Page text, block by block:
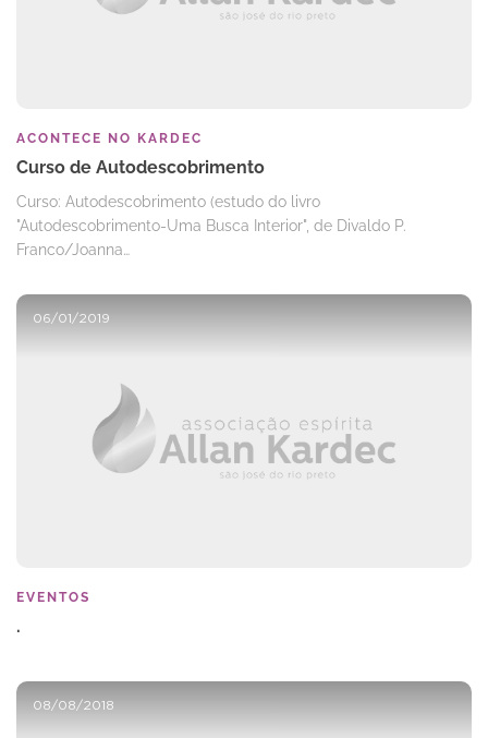
ACONTECE NO KARDEC
Curso de Autodescobrimento
Curso: Autodescobrimento (estudo do livro
"Autodescobrimento-Uma Busca Interior", de Divaldo P.
Franco/Joanna…
06/01/2019
EVENTOS
.
08/08/2018